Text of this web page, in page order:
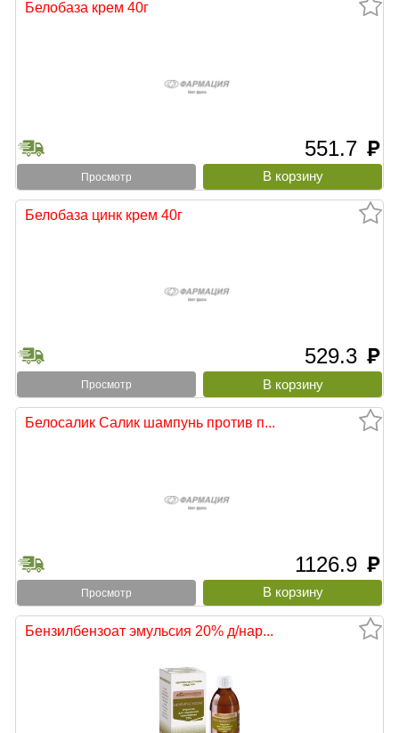
Белобаза крем 40г
551.7 руб
Просмотр
Белобаза цинк крем 40г
529.3 руб
Просмотр
Белосалик Салик шампунь против п...
1126.9 руб
Просмотр
Бензилбензоат эмульсия 20% д/нар...